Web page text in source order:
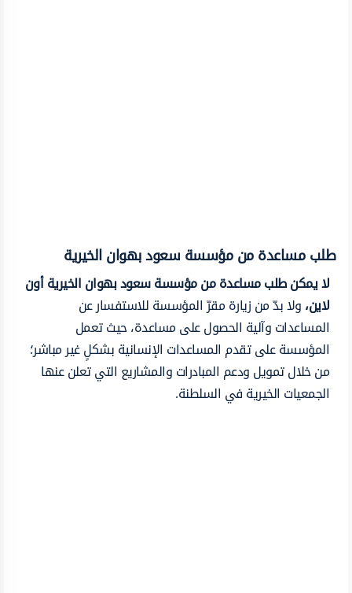
طلب مساعدة من مؤسسة سعود بهوان الخيرية
لا يمكن طلب مساعدة من مؤسسة سعود بهوان الخيرية أون
لاين،ولا بدّ من زيارة مقرّ المؤسسة للاستفسار عن
المساعدات وآلية الحصول على مساعدة، حيث تعمل
المؤسسة على تقدم المساعدات الإنسانية بشكلٍ غير مباشر؛
من خلال تمويل ودعم المبادرات والمشاريع التي تعلن عنها
الجمعيات الخيرية في السلطنة.